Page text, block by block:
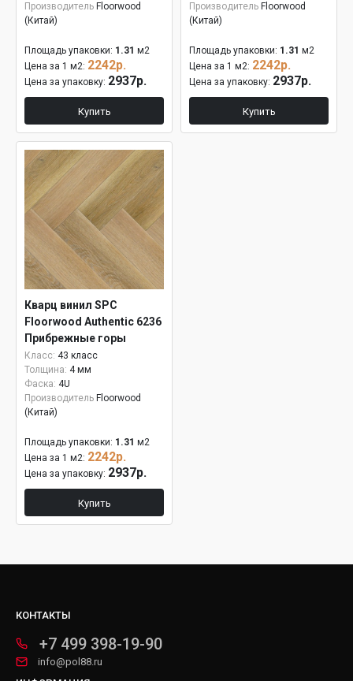
Производитель Floorwood
(Китай)
Площадь упаковки: 1.31 м2
Цена за 1 м2: 2242р.
Цена за упаковку: 2937р.
Купить
Производитель Floorwood
(Китай)
Площадь упаковки: 1.31 м2
Цена за 1 м2: 2242р.
Цена за упаковку: 2937р.
Купить
Кварц винил SPC
Floorwood Authentic 6236
Прибрежные горы
Класс: 43 класс
Толщина: 4 мм
Фаска: 4U
Производитель Floorwood
(Китай)
Площадь упаковки: 1.31 м2
Цена за 1 м2: 2242р.
Цена за упаковку: 2937р.
Купить
КОНТАКТЫ
+7 499 398-19-90
info@pol88.ru